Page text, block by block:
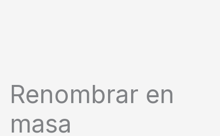
Renombrar en
masa